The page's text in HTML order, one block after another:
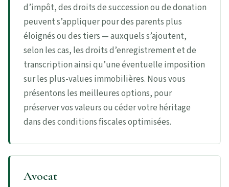
d’impôt, des droits de succession ou de donation
peuvent s’appliquer pour des parents plus
éloignés ou des tiers — auxquels s’ajoutent,
selon les cas, les droits d’enregistrement et de
transcription ainsi qu’une éventuelle imposition
sur les plus-values immobilières. Nous vous
présentons les meilleures options, pour
préserver vos valeurs ou céder votre héritage
dans des conditions fiscales optimisées.
Avocat